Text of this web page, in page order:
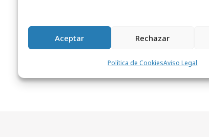
Aceptar Rechazar
Política de CookiesAviso Legal